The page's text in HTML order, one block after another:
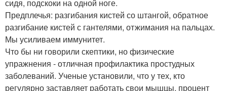
сидя, подскоки на одной ноге.
Предплечья: разгибания кистей со штангой, обратное
разгибание кистей с гантелями, отжимания на пальцах.
Мы усиливаем иммунитет.
Что бы ни говорили скептики, но физические
упражнения - отличная профилактика простудных
заболеваний. Ученые установили, что у тех, кто
регулярно заставляет работать свои мышцы, процент